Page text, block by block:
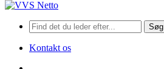
Søg
Kontakt os